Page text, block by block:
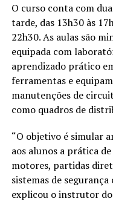
O curso conta com
tarde, das 13h30 às
22h30. As aulas são
equipada com
aprendizado prático
ferramentas e
manutenções de
como quadros de
“O objetivo é simular
aos alunos a prática
motores, partidas
sistemas de
explicou o instrutor do